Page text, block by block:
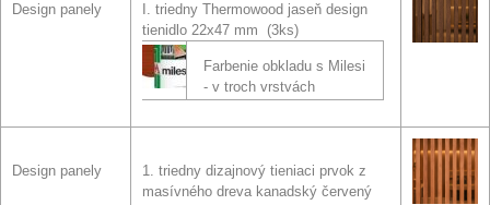
Design panely
I. triedny Thermowood jaseň design
tienidlo 22x47 mm (3ks)
Farbenie obkladu s Milesi
- v troch vrstvách
Design panely
1. triedny dizajnový tieniaci prvok z
masívného dreva kanadský červený